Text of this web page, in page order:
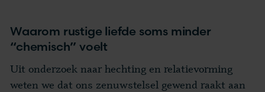
Waarom rustige liefde soms minder
“chemisch” voelt
Uit onderzoek naar hechting en relatievorming
weten we dat ons zenuwstelsel gewend raakt aan